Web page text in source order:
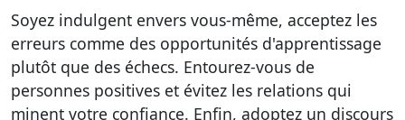
Soyez indulgent envers vous-même, acceptez les
erreurs comme des opportunités d'apprentissage
plutôt que des échecs. Entourez-vous de
personnes positives et évitez les relations qui
minent votre confiance. Enfin, adoptez un discours